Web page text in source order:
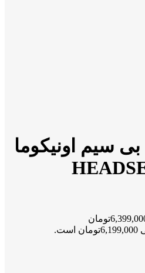
سیم اونیکوما
قیمت اصلی 6,399,000تومان